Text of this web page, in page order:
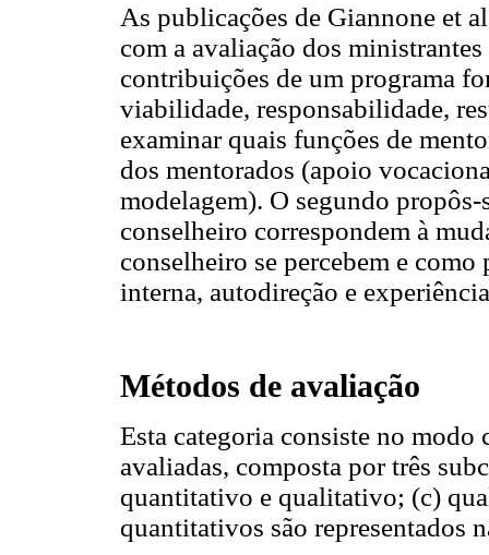
As publicações de Giannone et
com a avaliação dos
contribuições de um programa
viabilidade, responsabilidade,
examinar quais funções de
dos mentorados (apoio
modelagem). O segundo
conselheiro correspondem à
conselheiro se percebem e como
interna, autodireção e
Métodos de avaliação
Esta categoria consiste no modo
avaliadas, composta por três
quantitativo e qualitativo; (c)
quantitativos são representados